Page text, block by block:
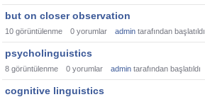
but on closer observation
10 görüntülenme 0 yorumlar admin tarafından başlatıldı
psycholinguistics
8 görüntülenme 0 yorumlar admin tarafından başlatıldı
cognitive linguistics